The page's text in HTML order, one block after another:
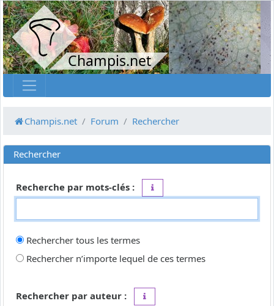
Champis.net
Champis.net Forum Rechercher
Rechercher
Recherche par mots-clés :
Rechercher tous les termes
Rechercher n’importe lequel de ces termes
Rechercher par auteur :